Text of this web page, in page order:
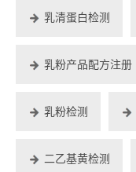
乳清蛋白检测
乳粉产品配方注册
乳粉检测
二乙基黄检测